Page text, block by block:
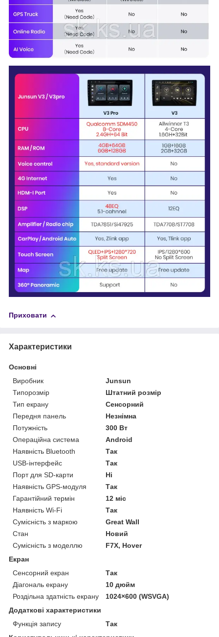
Приховати
Характеристики
Основні
Виробник
Junsun
Типорозмір
Штатний розмір
Тип екрану
Сенсорний
Передня панель
Незнімна
Потужність
300 Вт
Операційна система
Android
Наявність Bluetooth
Так
USB-інтерфейс
Так
Порт для SD-карти
Ні
Наявність GPS-модуля
Так
Гарантійний термін
12 міс
Наявність Wi-Fi
Так
Сумісність з маркою
Great Wall
Стан
Новий
Сумісність з моделлю
F7X, Hover
Екран
Сенсорний екран
Так
Діагональ екрану
10 дюйм
Роздільна здатність екрану
1024×600 (WSVGA)
Додаткові характеристики
Функція запису
Так